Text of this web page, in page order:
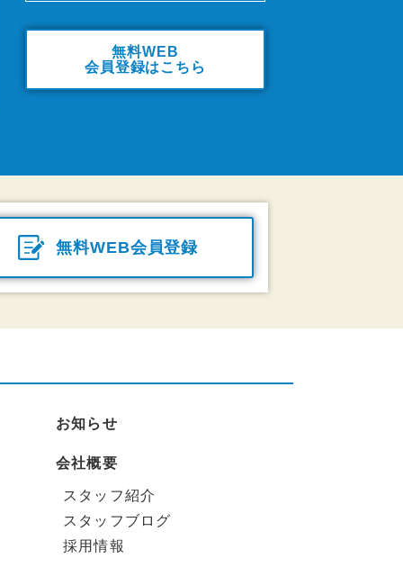
無料WEB
会員登録はこちら
無料WEB会員登録
お知らせ
会社概要
スタッフ紹介
スタッフブログ
採用情報